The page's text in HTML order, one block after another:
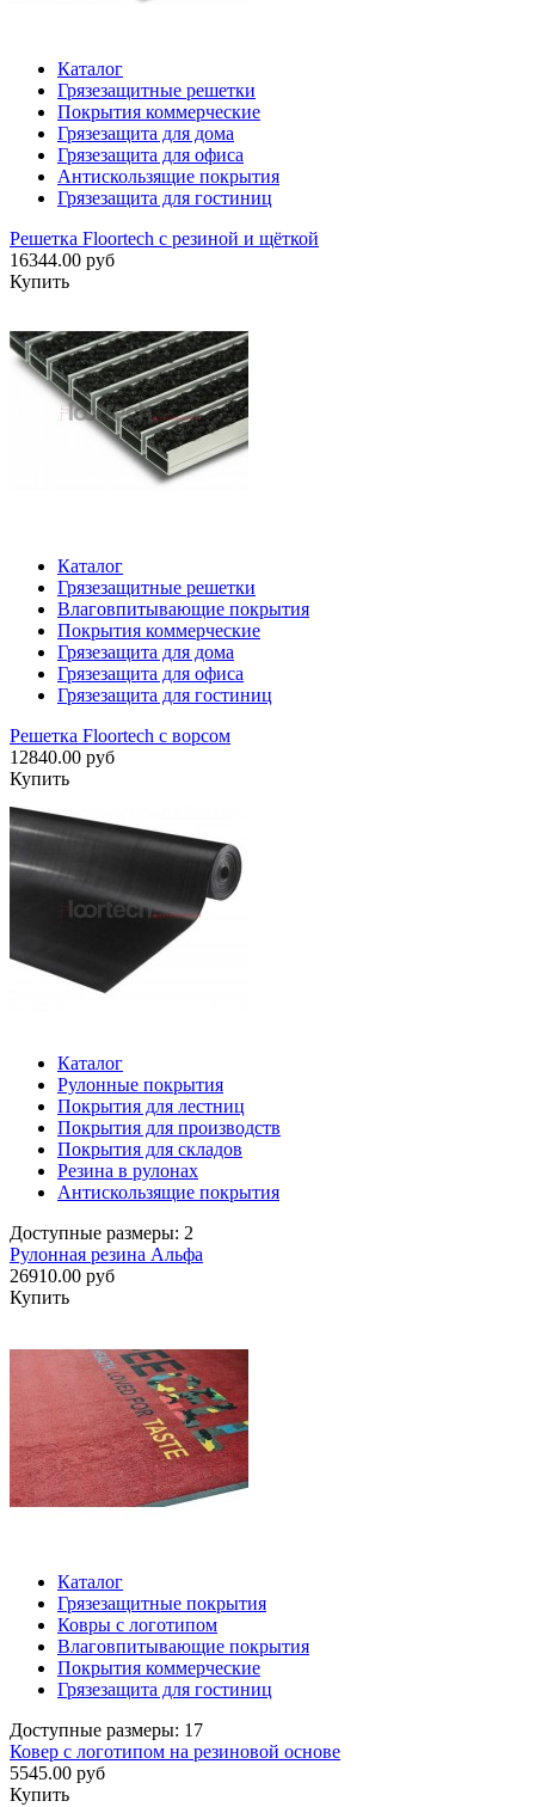
Каталог
Грязезащитные решетки
Покрытия коммерческие
Грязезащита для дома
Грязезащита для офиса
Антискользящие покрытия
Грязезащита для гостиниц
Решетка Floortech с резиной и щёткой
16344.00 руб
Купить
Каталог
Грязезащитные решетки
Влаговпитывающие покрытия
Покрытия коммерческие
Грязезащита для дома
Грязезащита для офиса
Грязезащита для гостиниц
Решетка Floortech с ворсом
12840.00 руб
Купить
Каталог
Рулонные покрытия
Покрытия для лестниц
Покрытия для производств
Покрытия для складов
Резина в рулонах
Антискользящие покрытия
Доступные размеры: 2
Рулонная резина Альфа
26910.00 руб
Купить
Каталог
Грязезащитные покрытия
Ковры с логотипом
Влаговпитывающие покрытия
Покрытия коммерческие
Грязезащита для гостиниц
Доступные размеры: 17
Ковер с логотипом на резиновой основе
5545.00 руб
Купить